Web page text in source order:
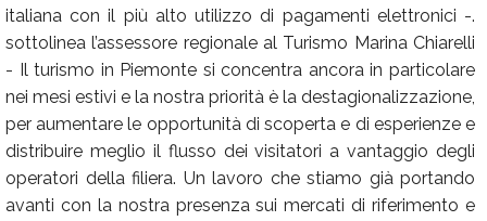
italiana con il più alto utilizzo di pagamenti elettronici -.
sottolinea l’assessore regionale al Turismo Marina Chiarelli
- Il turismo in Piemonte si concentra ancora in particolare
nei mesi estivi e la nostra priorità è la destagionalizzazione,
per aumentare le opportunità di scoperta e di esperienze e
distribuire meglio il flusso dei visitatori a vantaggio degli
operatori della filiera. Un lavoro che stiamo già portando
avanti con la nostra presenza sui mercati di riferimento e